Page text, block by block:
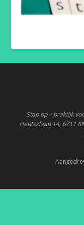
Stap op – praktijk
Heutszlaan 14, 6711